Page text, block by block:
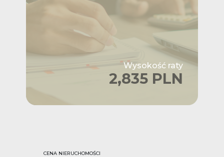
Wysokość raty
2,835 PLN
CENA NIERUCHOMOŚCI